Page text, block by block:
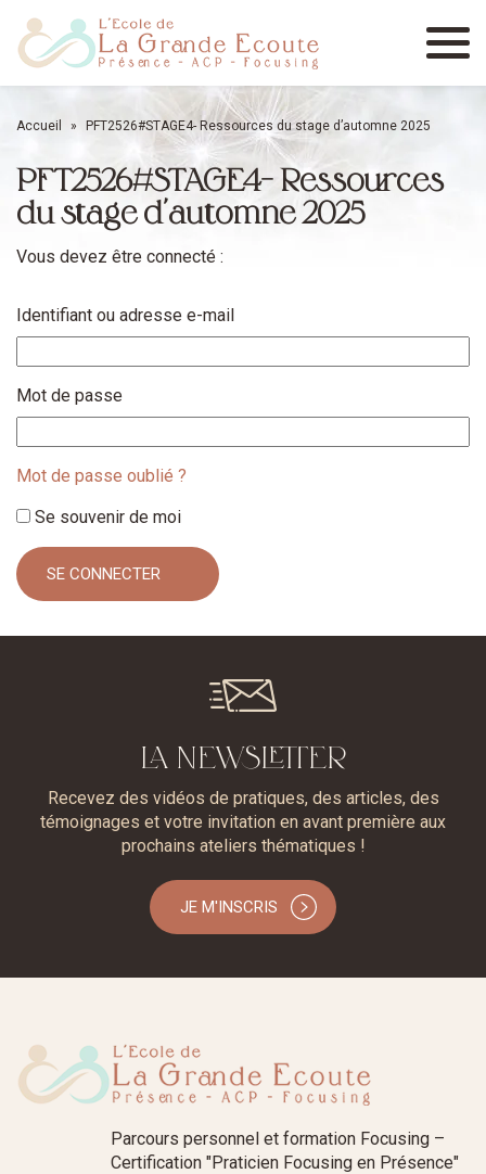
Menu
Accueil » PFT2526#STAGE4- Ressources du stage d’automne 2025
PFT2526#STAGE4- Ressources
du stage d’automne 2025
Vous devez être connecté :
Identifiant ou adresse e-mail
Mot de passe
Mot de passe oublié ?
Se souvenir de moi
LA NEWSLETTER
Recevez des vidéos de pratiques, des articles, des
témoignages et votre invitation en avant première aux
prochains ateliers thématiques !
JE M'INSCRIS
Parcours personnel et formation Focusing –
Certification "Praticien Focusing en Présence"